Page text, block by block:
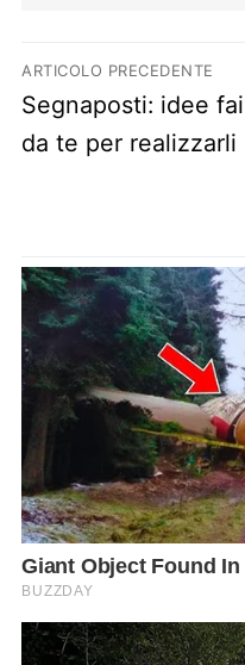
Navigazione
ARTICOLO PRECEDENTE
Previous post:
Segnaposti: idee fai
da te per realizzarli